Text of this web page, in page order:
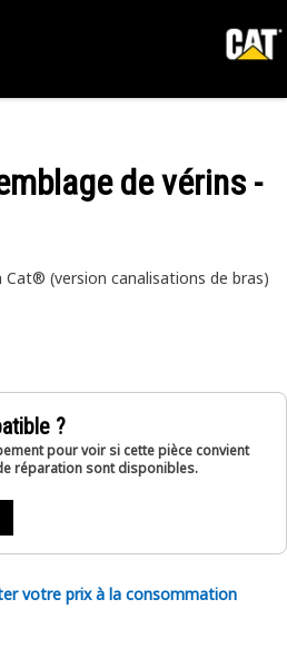
de vérins -
(version canalisations de bras)
?
pour voir si cette pièce convient
réparation sont disponibles.
votre prix à la consommation